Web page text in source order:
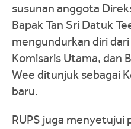
susunan anggota
Bapak Tan Sri Datuk
mengundurkan diri
Komisaris Utama, dan
Wee ditunjuk sebagai
baru.
RUPS juga menyetujui